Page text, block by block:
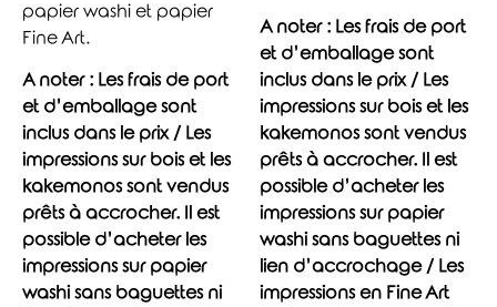
papier washi et papier
Fine Art.
A noter : Les frais de port
et d’emballage sont
inclus dans le prix / Les
impressions sur bois et les
kakemonos sont vendus
prêts à accrocher. Il est
possible d’acheter les
impressions sur papier
washi sans baguettes ni
A noter : Les frais de port
et d’emballage sont
inclus dans le prix / Les
impressions sur bois et les
kakemonos sont vendus
prêts à accrocher. Il est
possible d’acheter les
impressions sur papier
washi sans baguettes ni
lien d’accrochage / Les
impressions en Fine Art